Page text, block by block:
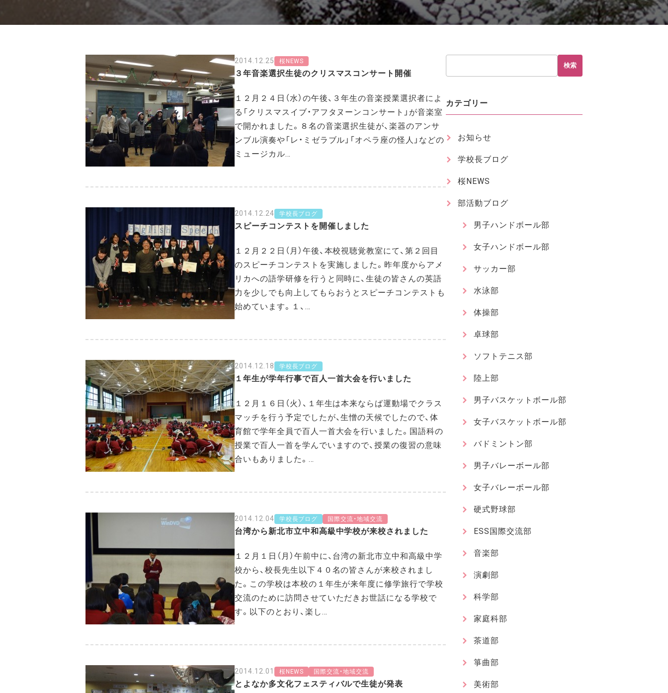
2014.12.25 桜NEWS
３年音楽選択生徒のクリスマスコンサート開催
１２月２４日（水）の午後、３年生の音楽授業選択者によ
る「クリスマスイブ・アフタヌーンコンサート」が音楽室
で開かれました。８名の音楽選択生徒が、楽器のアンサ
ンブル演奏や「レ・ミゼラブル」「オペラ座の怪人」などの
ミュージカル…
2014.12.24 学校長ブログ
スピーチコンテストを開催しました
１２月２２日（月）午後、本校視聴覚教室にて、第２回目
のスピーチコンテストを実施しました。昨年度からアメ
リカへの語学研修を行うと同時に、生徒の皆さんの英語
力を少しでも向上してもらおうとスピーチコンテストも
始めています。１、…
2014.12.18 学校長ブログ
１年生が学年行事で百人一首大会を行いました
１２月１６日（火）、１年生は本来ならば運動場でクラス
マッチを行う予定でしたが、生憎の天候でしたので、体
育館で学年全員で百人一首大会を行いました。国語科の
授業で百人一首を学んでいますので、授業の復習の意味
合いもありました。…
2014.12.04 学校長ブログ 国際交流・地域交流
台湾から新北市立中和高級中学校が来校されました
１２月１日（月）午前中に、台湾の新北市立中和高級中学
校から、校長先生以下４０名の皆さんが来校されまし
た。この学校は本校の１年生が来年度に修学旅行で学校
交流のために訪問させていただきお世話になる学校で
す。以下のとおり、楽し…
2014.12.01 桜NEWS 国際交流・地域交流
とよなか多文化フェスティバルで生徒が発表
検索
カテゴリー
お知らせ
学校長ブログ
桜NEWS
部活動ブログ
男子ハンドボール部
女子ハンドボール部
サッカー部
水泳部
体操部
卓球部
ソフトテニス部
陸上部
男子バスケットボール部
女子バスケットボール部
バドミントン部
男子バレーボール部
女子バレーボール部
硬式野球部
ESS国際交流部
音楽部
演劇部
科学部
家庭科部
茶道部
箏曲部
美術部